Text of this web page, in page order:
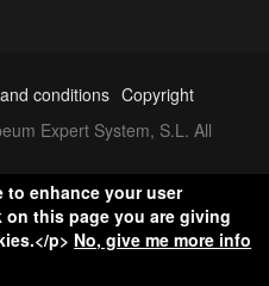
conditions Copyright
Expert System, S.L. All
to enhance your user
this page you are giving
p> No, give me more info